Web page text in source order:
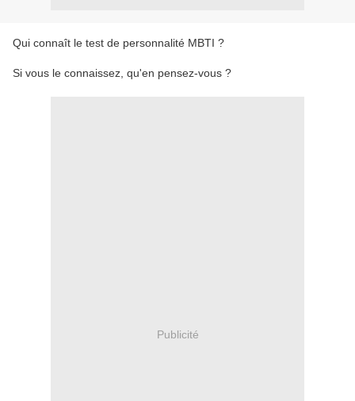
Qui connaît le test de personnalité MBTI ?
Si vous le connaissez, qu'en pensez-vous ?
Publicité